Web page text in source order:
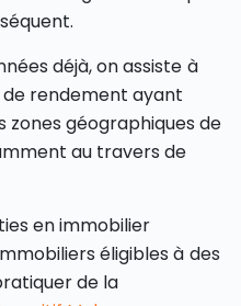
déjà, on assiste à
de rendement ayant
zones géographiques de
au travers de
en immobilier
éligibles à des
de la